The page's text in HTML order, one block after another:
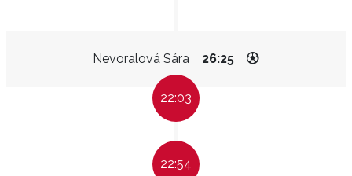
Nevoralová Sára 26:25
22:03
22:54